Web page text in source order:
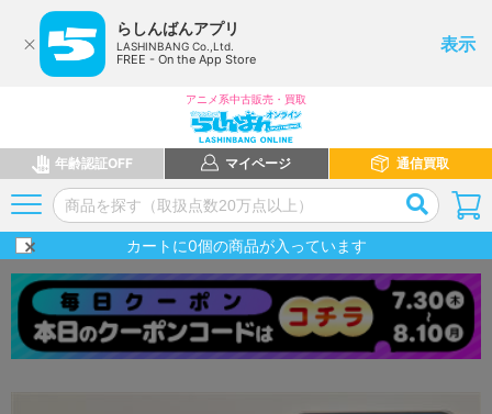
らしんばんアプリ
LASHINBANG Co.,Ltd.
FREE - On the App Store
表示
アニメ系中古販売・買取
年齢認証OFF マイページ 通信買取
カートに0個の商品が入っています